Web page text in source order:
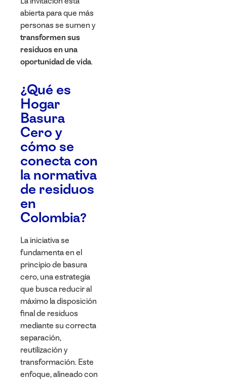
abierta para que más
personas se sumen y
transformen sus
residuos en una
oportunidad de vida.
¿Qué es
Hogar
Basura
Cero y
cómo se
conecta con
la normativa
de residuos
en
Colombia?
La iniciativa se
fundamenta en el
principio de basura
cero, una estrategia
que busca reducir al
máximo la disposición
final de residuos
mediante su correcta
separación,
reutilización y
transformación. Este
enfoque, alineado con